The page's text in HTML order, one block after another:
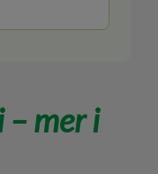
– mer i